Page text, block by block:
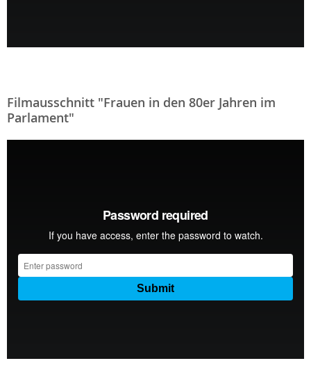
Filmausschnitt "Frauen in den 80er Jahren im
Parlament"